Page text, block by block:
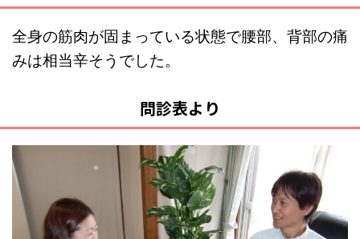
全身の筋肉が固まっている状態で腰部、背部の痛
みは相当辛そうでした。
問診表より